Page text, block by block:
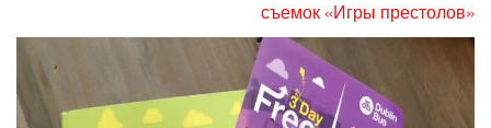
съемок «Игры престолов»